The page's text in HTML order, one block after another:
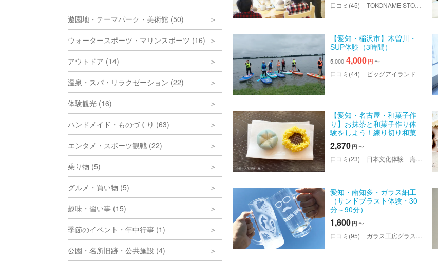
遊園地・テーマパーク・美術館 (50)
ウォータースポーツ・マリンスポーツ (16)
アウトドア (14)
温泉・スパ・リラクゼーション (22)
体験観光 (16)
ハンドメイド・ものづくり (63)
エンタメ・スポーツ観戦 (22)
乗り物 (5)
グルメ・買い物 (5)
趣味・習い事 (15)
季節のイベント・年中行事 (1)
公園・名所旧跡・公共施設 (4)
口コミ(45) TOKONAME STORE（トコナメストア）
【愛知・稲沢市】木曽川・
SUP体験（3時間）
5,000 4,000円 〜
口コミ(44) ビッグアイランド
【愛知・名古屋・和菓子作
り】お抹茶と和菓子作り体
験をしよう！練り切り和菓
子（2個）
2,870円 〜
口コミ(23) 日本文化体験 庵an名古屋
愛知・南知多・ガラス細工
（サンドブラスト体験・30
分～90分）
1,800円 〜
口コミ(95) ガラス工房グラスバレー